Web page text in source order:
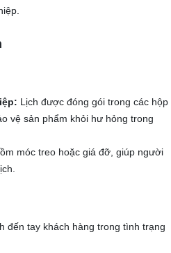
Lịch được đóng gói trong các hộp
vệ sản phẩm khỏi hư hỏng trong
móc treo hoặc giá đỡ, giúp người
đến tay khách hàng trong tình trạng